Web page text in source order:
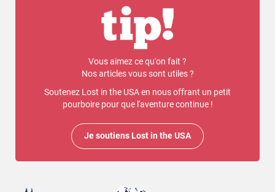
Vous aimez ce qu'on fait ?
Nos articles vous sont utiles ?
Soutenez Lost in the USA en nous offrant un petit
pourboire pour que l'aventure continue !
Je soutiens Lost in the USA